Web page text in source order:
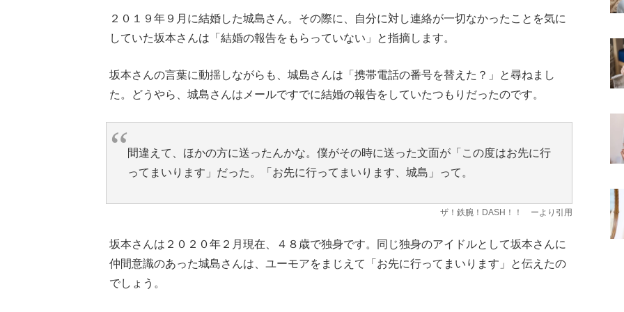
２０１９年９月に結婚した城島さん。その際に、自分に対し連絡が一切なかったことを気に
していた坂本さんは「結婚の報告をもらっていない」と指摘します。
坂本さんの言葉に動揺しながらも、城島さんは「携帯電話の番号を替えた？」と尋ねまし
た。どうやら、城島さんはメールですでに結婚の報告をしていたつもりだったのです。
間違えて、ほかの方に送ったんかな。僕がその時に送った文面が「この度はお先に行
ってまいります」だった。「お先に行ってまいります、城島」って。
ザ！鉄腕！DASH！！ ーより引用
坂本さんは２０２０年２月現在、４８歳で独身です。同じ独身のアイドルとして坂本さんに
仲間意識のあった城島さんは、ユーモアをまじえて「お先に行ってまいります」と伝えたの
でしょう。